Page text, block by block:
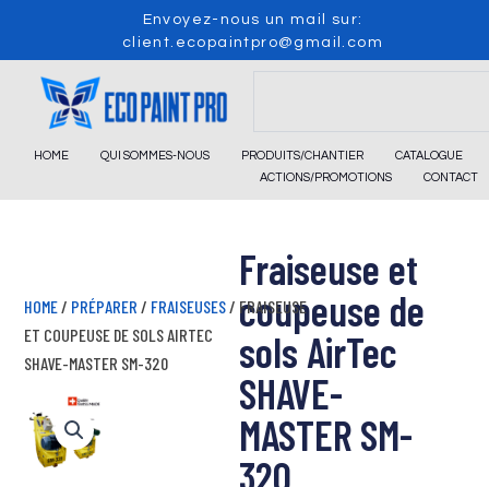
content
Envoyez-nous un mail sur:
client.ecopaintpro@gmail.com
HOME QUI SOMMES-NOUS PRODUITS/CHANTIER
CATALOGUE
ACTIONS/PROMOTIONS
CONTACT
Fraiseuse et
coupeuse de
sols AirTec
SHAVE-
MASTER SM-
320
HOME / PRÉPARER / FRAISEUSES / FRAISEUSE
ET COUPEUSE DE SOLS AIRTEC
SHAVE-MASTER SM-320